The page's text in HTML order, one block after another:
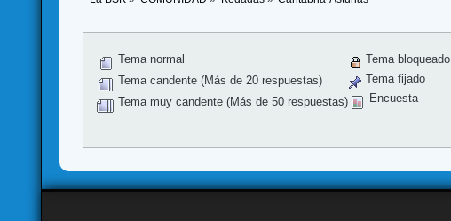
Tema normal
Tema candente (Más de 20 respuestas)
Tema muy candente (Más de 50 respuestas)
Tema bloqueado
Tema fijado
Encuesta